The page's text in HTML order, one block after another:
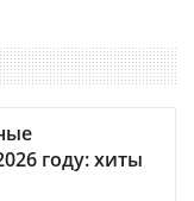
году: хиты